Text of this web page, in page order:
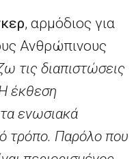
, αρμόδιος για
Ανθρώπινους
τις διαπιστώσεις
έκθεση
ενωσιακά
τρόπο. Παρόλο που